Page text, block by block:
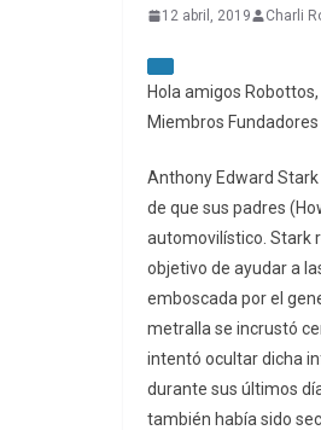
12 abril, 2019 Charli
Hola amigos
Miembros
Anthony Edward Stark
de que sus padres
automovilístico. Stark
objetivo de ayudar a
emboscada por el
metralla se incrustó
intentó ocultar dicha
durante sus últimos
también había sido